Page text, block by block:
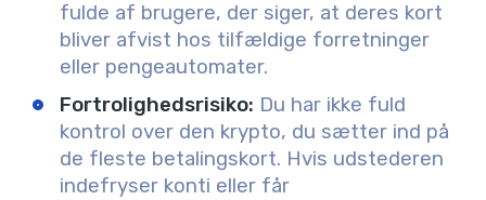
fulde af brugere, der siger, at deres kort
bliver afvist hos tilfældige forretninger
eller pengeautomater.
Fortrolighedsrisiko: Du har ikke fuld
kontrol over den krypto, du sætter ind på
de fleste betalingskort. Hvis udstederen
indefryser konti eller får